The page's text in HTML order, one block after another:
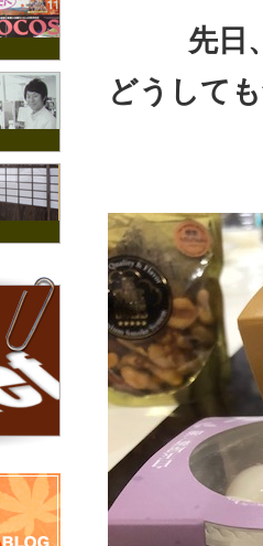
先日
どうして